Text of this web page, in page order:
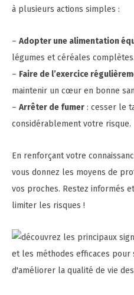
à plusieurs actions simples :
– Adopter une alimentation
légumes et céréales complètes.
– Faire de l’exercice
maintenir un cœur en bonne
– Arrêter de fumer : cesser le
considérablement votre risque.
En renforçant votre
vous donnez les moyens de
vos proches. Restez informés
limiter les risques !